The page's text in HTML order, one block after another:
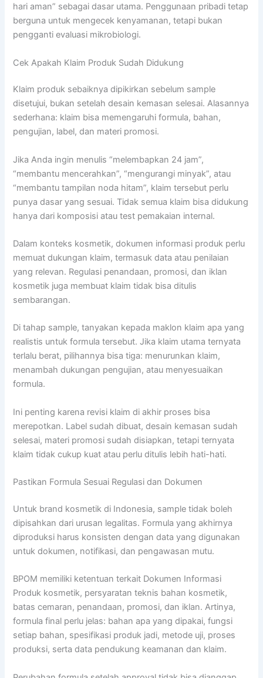
hari aman” sebagai dasar utama. Penggunaan pribadi tetap
berguna untuk mengecek kenyamanan, tetapi bukan
pengganti evaluasi mikrobiologi.
Cek Apakah Klaim Produk Sudah Didukung
Klaim produk sebaiknya dipikirkan sebelum sample
disetujui, bukan setelah desain kemasan selesai. Alasannya
sederhana: klaim bisa memengaruhi formula, bahan,
pengujian, label, dan materi promosi.
Jika Anda ingin menulis “melembapkan 24 jam”,
“membantu mencerahkan”, “mengurangi minyak”, atau
“membantu tampilan noda hitam”, klaim tersebut perlu
punya dasar yang sesuai. Tidak semua klaim bisa didukung
hanya dari komposisi atau test pemakaian internal.
Dalam konteks kosmetik, dokumen informasi produk perlu
memuat dukungan klaim, termasuk data atau penilaian
yang relevan. Regulasi penandaan, promosi, dan iklan
kosmetik juga membuat klaim tidak bisa ditulis
sembarangan.
Di tahap sample, tanyakan kepada maklon klaim apa yang
realistis untuk formula tersebut. Jika klaim utama ternyata
terlalu berat, pilihannya bisa tiga: menurunkan klaim,
menambah dukungan pengujian, atau menyesuaikan
formula.
Ini penting karena revisi klaim di akhir proses bisa
merepotkan. Label sudah dibuat, desain kemasan sudah
selesai, materi promosi sudah disiapkan, tetapi ternyata
klaim tidak cukup kuat atau perlu ditulis lebih hati-hati.
Pastikan Formula Sesuai Regulasi dan Dokumen
Untuk brand kosmetik di Indonesia, sample tidak boleh
dipisahkan dari urusan legalitas. Formula yang akhirnya
diproduksi harus konsisten dengan data yang digunakan
untuk dokumen, notifikasi, dan pengawasan mutu.
BPOM memiliki ketentuan terkait Dokumen Informasi
Produk kosmetik, persyaratan teknis bahan kosmetik,
batas cemaran, penandaan, promosi, dan iklan. Artinya,
formula final perlu jelas: bahan apa yang dipakai, fungsi
setiap bahan, spesifikasi produk jadi, metode uji, proses
produksi, serta data pendukung keamanan dan klaim.